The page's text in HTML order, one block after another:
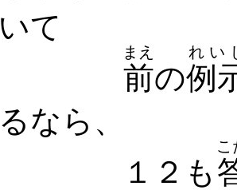
いて
前
まえ
の例
れい
るなら、
１２も
こ